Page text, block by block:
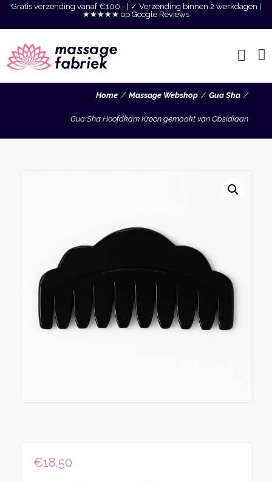
Gratis verzending vanaf €100,- | ✓ Verzending binnen 2 werkdagen |
★★★★★ op Google Reviews
Home Massage Webshop Gua Sha
Gua Sha Hoofdkam Kroon gemaakt van Obsidiaan
€18,50